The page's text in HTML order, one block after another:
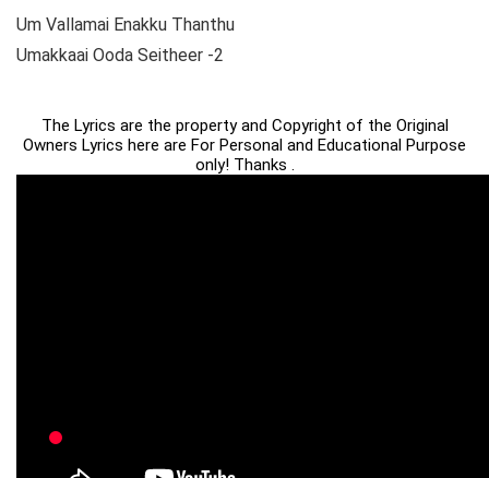
Um Vallamai Enakku Thanthu
Umakkaai Ooda Seitheer -2
The Lyrics are the property and Copyright of the Original
Owners Lyrics here are For Personal and Educational Purpose
only! Thanks .